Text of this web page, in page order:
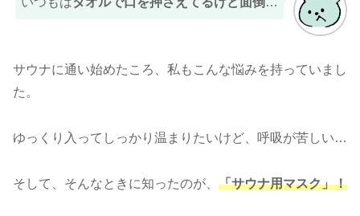
サウナに通い始めたころ、私もこんな悩みを持っていまし
た。
ゆっくり入ってしっかり温まりたいけど、呼吸が苦しい…
そして、そんなときに知ったのが、 「サウナ用マスク」！